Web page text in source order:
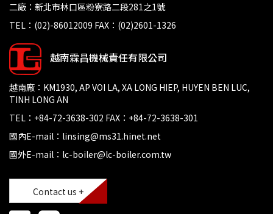
二廠：新北市林口區粉寮路二段281之1號
TEL：(02)-86012009 FAX：(02)2601-1326
越南霖昌機械責任有限公司
越南廠：KM1930, AP VOI LA, XA LONG HIEP, HUYEN BEN LUC,
TINH LONG AN
TEL：+84-72-3638-302 FAX：+84-72-3638-301
國內E-mail：linsing@ms31.hinet.net
國外E-mail：lc-boiler@lc-boiler.com.tw
Contact us +